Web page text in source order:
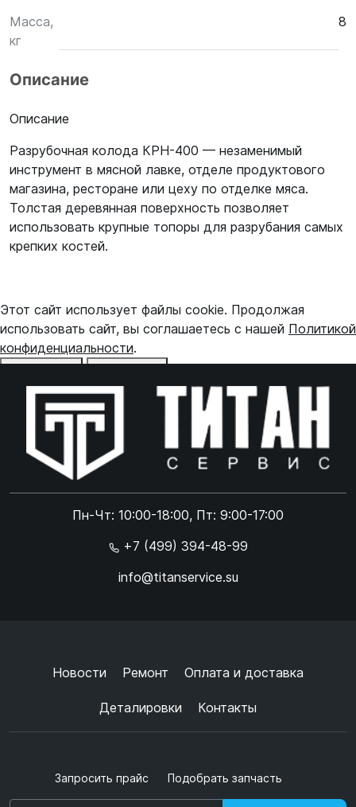
Масса,
кг
8
Описание
Описание
Разрубочная колода КРН-400 — незаменимый
инструмент в мясной лавке, отделе продуктового
магазина, ресторане или цеху по отделке мяса.
Толстая деревянная поверхность позволяет
использовать крупные топоры для разрубания самых
крепких костей.
Пн-Чт: 10:00-18:00, Пт: 9:00-17:00
+7 (499) 394-48-99
info@titanservice.su
Новости Ремонт Оплата и доставка
Деталировки Контакты
Запросить прайс Подобрать запчасть
Этот сайт использует файлы cookie. Продолжая
использовать сайт, вы соглашаетесь с нашей Политикой
конфиденциальности.
Online чат
Online чат